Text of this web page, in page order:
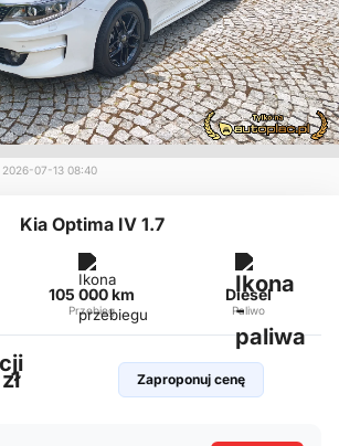
2026-07-13 08:40
Kia Optima IV 1.7
105 000 km
Przebieg
Diesel
Paliwo
Zaproponuj cenę